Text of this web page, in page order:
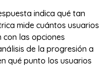
indica qué tan
mide cuántos usuarios
las opciones
de la progresión a
qué punto los usuarios